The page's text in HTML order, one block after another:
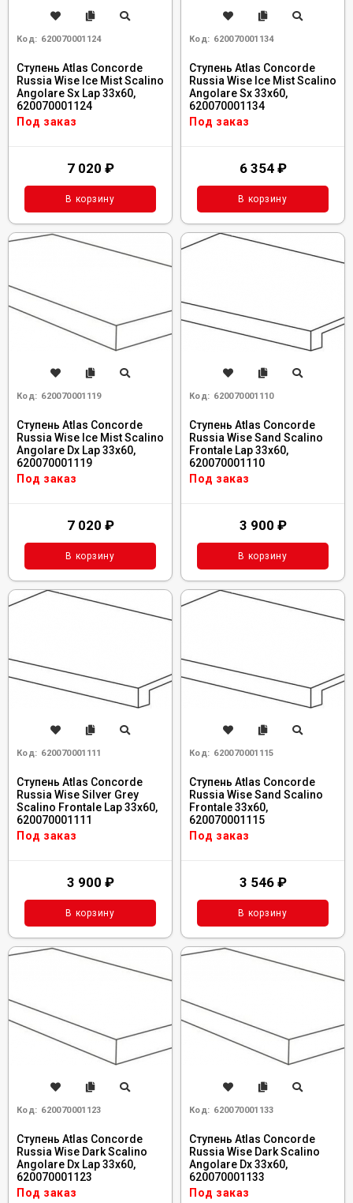
Код: 620070001124
Ступень Atlas Concorde
Russia Wise Ice Mist Scalino
Angolare Sx Lap 33x60,
620070001124
Под заказ
7 020 ₽
В корзину
Код: 620070001134
Ступень Atlas Concorde
Russia Wise Ice Mist Scalino
Angolare Sx 33x60,
620070001134
Под заказ
6 354 ₽
В корзину
Код: 620070001119
Ступень Atlas Concorde
Russia Wise Ice Mist Scalino
Angolare Dx Lap 33x60,
620070001119
Под заказ
7 020 ₽
В корзину
Код: 620070001110
Ступень Atlas Concorde
Russia Wise Sand Scalino
Frontale Lap 33x60,
620070001110
Под заказ
3 900 ₽
В корзину
Код: 620070001111
Ступень Atlas Concorde
Russia Wise Silver Grey
Scalino Frontale Lap 33x60,
620070001111
Под заказ
3 900 ₽
В корзину
Код: 620070001115
Ступень Atlas Concorde
Russia Wise Sand Scalino
Frontale 33x60,
620070001115
Под заказ
3 546 ₽
В корзину
Код: 620070001123
Ступень Atlas Concorde
Russia Wise Dark Scalino
Angolare Dx Lap 33x60,
620070001123
Под заказ
Код: 620070001133
Ступень Atlas Concorde
Russia Wise Dark Scalino
Angolare Dx 33x60,
620070001133
Под заказ